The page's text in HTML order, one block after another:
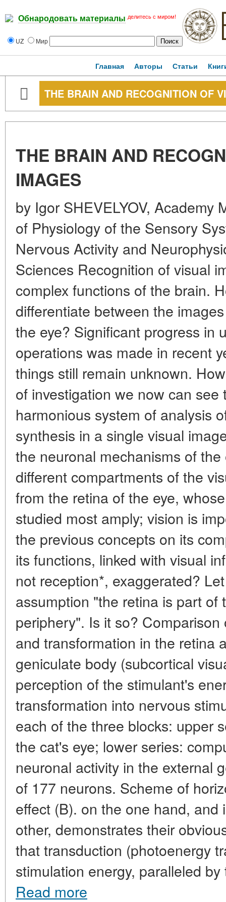
Обнародовать материалы делитесь с миром!
UZ Мир
Главная Авторы Статьи
THE BRAIN AND RECOGNITION OF
THE BRAIN AND
IMAGES
by Igor SHEVELYOV, Academy
of Physiology of the Sensory
Nervous Activity and
Sciences Recognition of visual
complex functions of the brain.
differentiate between the
the eye? Significant progress in
operations was made in recent
things still remain unknown.
of investigation we now can see
harmonious system of analysis
synthesis in a single visual
the neuronal mechanisms of
different compartments of the
from the retina of the eye,
studied most amply; vision is
the previous concepts on its
its functions, linked with visual
not reception*, exaggerated?
assumption "the retina is part
periphery". Is it so?
and transformation in the retina
geniculate body (subcortical
perception of the stimulant's
transformation into nervous
each of the three blocks: upper
the cat's eye; lower series:
neuronal activity in the external
of 177 neurons. Scheme of
effect (B). on the one hand,
other, demonstrates their
that transduction (photoenergy
stimulation energy, paralleled
Read more